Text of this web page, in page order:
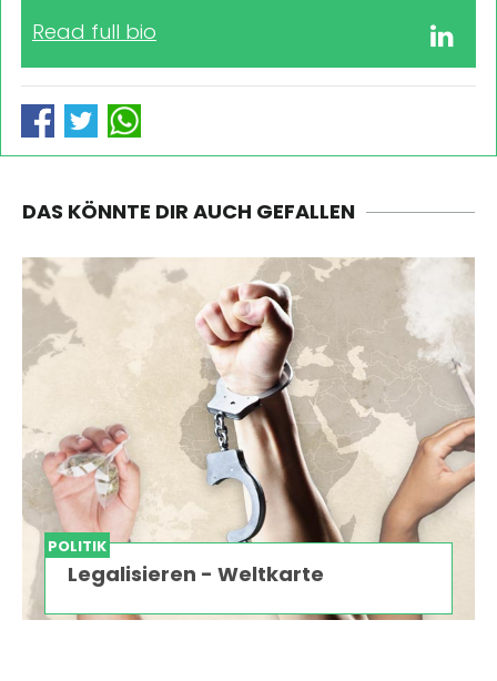
Read full bio
DAS KÖNNTE DIR AUCH GEFALLEN
POLITIK
Legalisieren - Weltkarte